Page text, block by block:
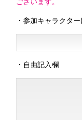
・参加キャラクタ
・自由記入欄